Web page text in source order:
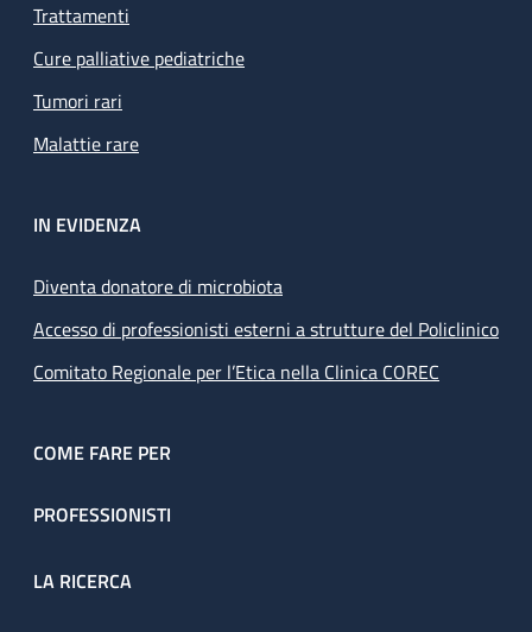
Trattamenti
Cure palliative pediatriche
Tumori rari
Malattie rare
IN EVIDENZA
Diventa donatore di microbiota
Accesso di professionisti esterni a strutture del Policlinico
Comitato Regionale per l’Etica nella Clinica COREC
COME FARE PER
PROFESSIONISTI
LA RICERCA